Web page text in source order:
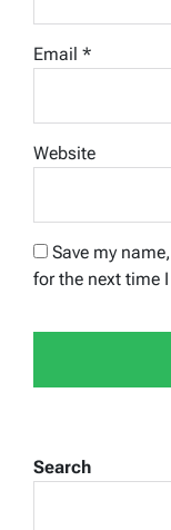
Email *
Website
Save my
for the next time
Search